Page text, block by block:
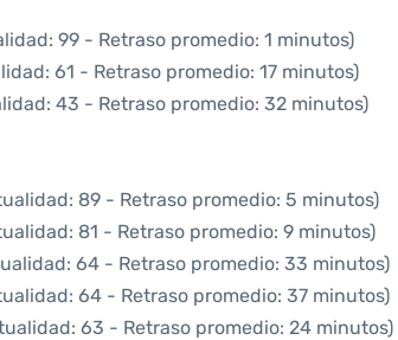
99 - Retraso promedio: 1 minutos)
61 - Retraso promedio: 17 minutos)
43 - Retraso promedio: 32 minutos)
89 - Retraso promedio: 5 minutos)
81 - Retraso promedio: 9 minutos)
64 - Retraso promedio: 33 minutos)
64 - Retraso promedio: 37 minutos)
63 - Retraso promedio: 24 minutos)